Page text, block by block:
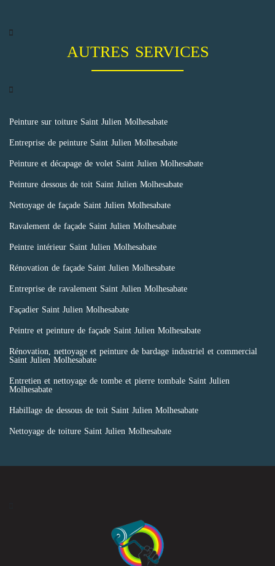
AUTRES SERVICES
Peinture sur toiture Saint Julien Molhesabate
Entreprise de peinture Saint Julien Molhesabate
Peinture et décapage de volet Saint Julien Molhesabate
Peinture dessous de toit Saint Julien Molhesabate
Nettoyage de façade Saint Julien Molhesabate
Ravalement de façade Saint Julien Molhesabate
Peintre intérieur Saint Julien Molhesabate
Rénovation de façade Saint Julien Molhesabate
Entreprise de ravalement Saint Julien Molhesabate
Façadier Saint Julien Molhesabate
Peintre et peinture de façade Saint Julien Molhesabate
Rénovation, nettoyage et peinture de bardage industriel et commercial
Saint Julien Molhesabate
Entretien et nettoyage de tombe et pierre tombale Saint Julien
Molhesabate
Habillage de dessous de toit Saint Julien Molhesabate
Nettoyage de toiture Saint Julien Molhesabate